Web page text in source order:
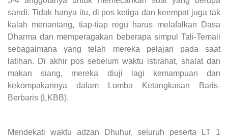
sandi. Tidak hanya itu, di pos ketiga dan keempat juga tak
kalah menantang, tiap-tiap regu harus melafalkan Dasa
Dharma dan memperagakan beberapa simpul Tali-Temali
sebagaimana yang telah mereka pelajari pada saat
latihan. Di akhir pos sebelum waktu istirahat, shalat dan
makan siang, mereka diuji lagi kemampuan dan
kekompakannya dalam Lomba Ketangkasan Baris-
Berbaris (LKBB).
Mendekati waktu adzan Dhuhur, seluruh peserta LT 1